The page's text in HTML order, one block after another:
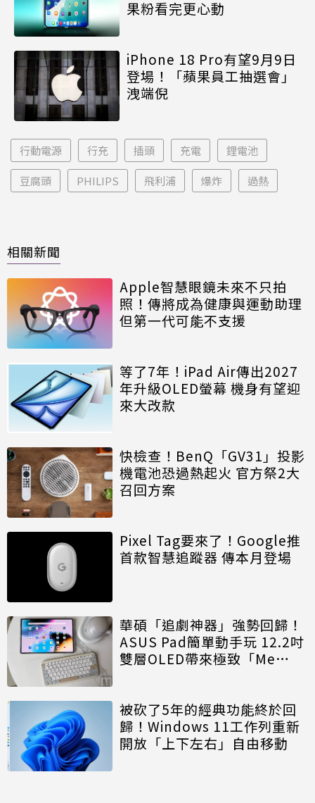
果粉看完更心動
iPhone 18 Pro有望9月9日
登場！「蘋果員工抽選會」
洩端倪
行動電源 行充 插頭 充電 鋰電池
豆腐頭 PHILIPS 飛利浦 爆炸 過熱
相關新聞
Apple智慧眼鏡未來不只拍
照！傳將成為健康與運動助理
但第一代可能不支援
等了7年！iPad Air傳出2027
年升級OLED螢幕 機身有望迎
來大改款
快檢查！BenQ「GV31」投影
機電池恐過熱起火 官方祭2大
召回方案
Pixel Tag要來了！Google推
首款智慧追蹤器 傳本月登場
華碩「追劇神器」強勢回歸！
ASUS Pad簡單動手玩 12.2吋
雙層OLED帶來極致「Me
被砍了5年的經典功能終於回
歸！Windows 11工作列重新
開放「上下左右」自由移動